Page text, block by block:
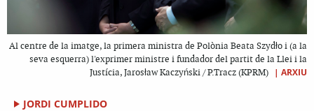
Al centre de la imatge, la primera ministra de Polònia Beata Szydło i (a la
seva esquerra) l'exprimer ministre i fundador del partit de la Llei i la
Justícia, Jarosław Kaczyński / P.Tracz (KPRM)
| ARXIU
JORDI CUMPLIDO